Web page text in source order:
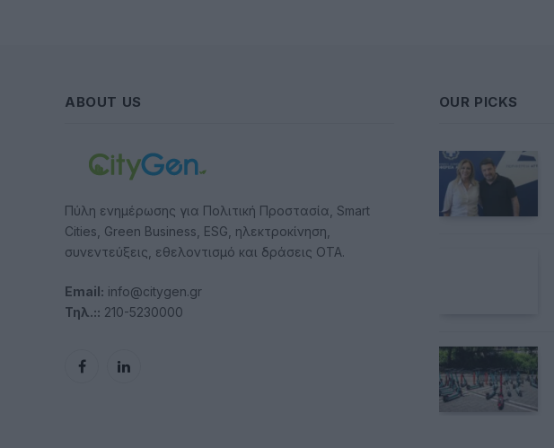
ABOUT US
Πύλη ενημέρωσης για Πολιτική Προστασία, Smart
Cities, Green Business, ESG, ηλεκτροκίνηση,
συνεντεύξεις, εθελοντισμό και δράσεις ΟΤΑ.
Email: info@citygen.gr
Τηλ.:: 210-5230000
FacebookLinkedIn
OUR PICKS